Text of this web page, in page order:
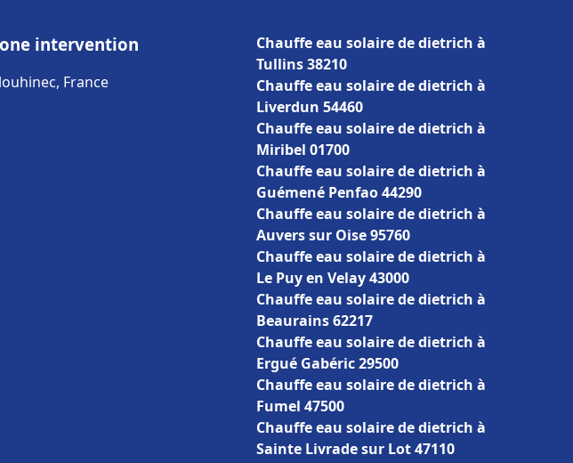
intervention
France
Chauffe eau solaire de dietrich à
Tullins 38210
Chauffe eau solaire de dietrich à
Liverdun 54460
Chauffe eau solaire de dietrich à
Miribel 01700
Chauffe eau solaire de dietrich à
Guémené Penfao 44290
Chauffe eau solaire de dietrich à
Auvers sur Oise 95760
Chauffe eau solaire de dietrich à
Le Puy en Velay 43000
Chauffe eau solaire de dietrich à
Beaurains 62217
Chauffe eau solaire de dietrich à
Ergué Gabéric 29500
Chauffe eau solaire de dietrich à
Fumel 47500
Chauffe eau solaire de dietrich à
Sainte Livrade sur Lot 47110